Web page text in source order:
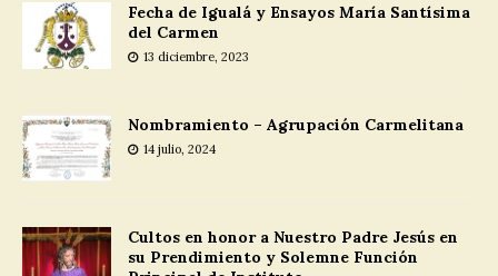
Fecha de Igualá y Ensayos María Santísima
del Carmen
13 diciembre, 2023
Nombramiento – Agrupación Carmelitana
14 julio, 2024
Cultos en honor a Nuestro Padre Jesús en
su Prendimiento y Solemne Función